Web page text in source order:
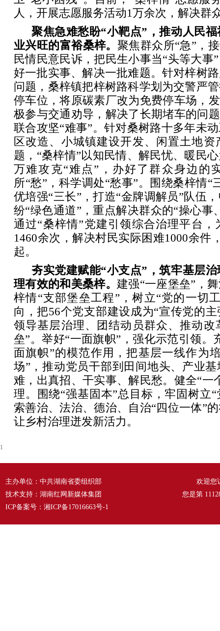
人，开展志愿服务活动1万余次，解决群
聚焦急难愁盼“小靶点”，推动人民
业兴旺的富裕桑梓。 聚焦群众所“急”，
民情民意民诉，把民生小事当“头等大事
好一批实事、解决一批难题。针对梓树
问题，桑梓镇把梓树路科学划为交警严
停车位，将原碳素厂改为免费停车场，
极参与交通劝导，解决了长期堵车的问
联合攻坚“难事”。针对桑树路十多年未
区改造、小城镇建设开发、闲置土地
题，“桑梓情”以知民情、解民忧、暖民
万难攻克“难点”，办好了群众身边的
所“愁”，科学调处“愁事”。围绕桑梓情“
优培强“三长”，打造“金牌调解员”队伍
纷“绿色通道”，重点解决群众的“操心事
通过“桑梓情”党建引领综合治理平台
1460余次，解决村民实际困难1000余件
起。
夯实党建赋能“小支点”，筑牢基层
理有效的和美桑梓。 建强“一座堡垒”，
梓情“支部堡垒工程”，树立“党的一切
向，把56个党支部建设成为“宣传党的
领导基层治理、团结动员群众、推动改
垒”。举好“一面旗帜”，强化示范引领。
面旗帜”的模范作用，把基层一线作为
场”，推动党员干部到田间地头、产业
难，出真招、干实事、解民愁。健全“一
理。围绕“强基固本”总目标，牢固树立
索善治、法治、德治、自治“四位一体”
让乡村治理迸发新活力。
1
主办单位：中共湖南省委组织部
技术支持：湖南红网新媒体集团
ICP备案号： 湘ICP备17016663号-1
欢迎您
您是第